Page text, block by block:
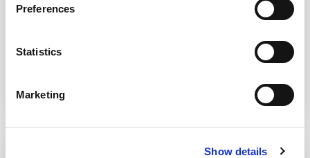
Preferences
Statistics
Marketing
Show details
διάσωσης, φακοί, νιπτήρες ματιών και